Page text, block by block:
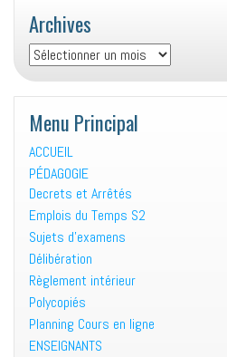
Archives
Archives
Menu Principal
ACCUEIL
PÉDAGOGIE
Decrets et Arrêtés
Emplois du Temps S2
Sujets d’examens
Délibération
Règlement intérieur
Polycopiés
Planning Cours en ligne
ENSEIGNANTS